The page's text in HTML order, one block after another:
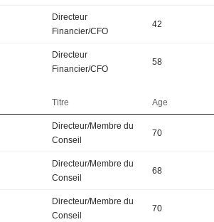
Directeur
Financier/CFO
42
Directeur
Financier/CFO
58
Titre Age
Directeur/Membre du
Conseil
70
Directeur/Membre du
Conseil
68
Directeur/Membre du
Conseil
70